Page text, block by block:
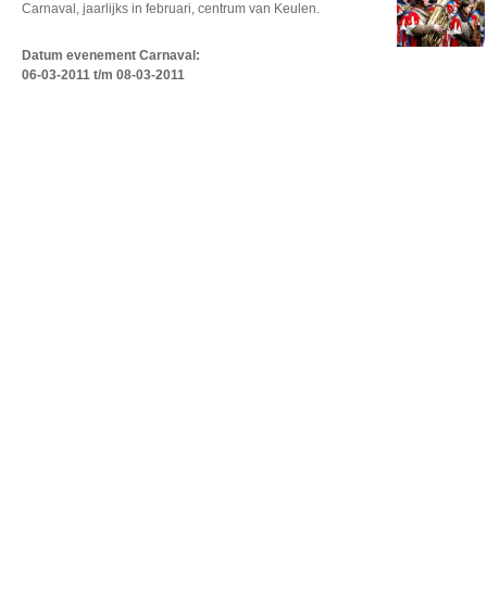
Carnaval, jaarlijks in februari, centrum van Keulen.
Datum evenement Carnaval :
06-03-2011 t/m 08-03-2011